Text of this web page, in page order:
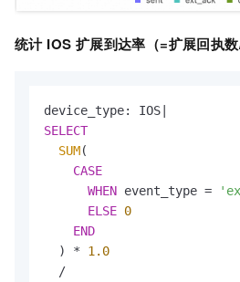
统计 IOS 扩展到达率（=扩展回执数/
device_type: IOS
SELECT
SUM(
CASE
WHEN event_type =
ELSE 0
END
  )
*
1.0
/